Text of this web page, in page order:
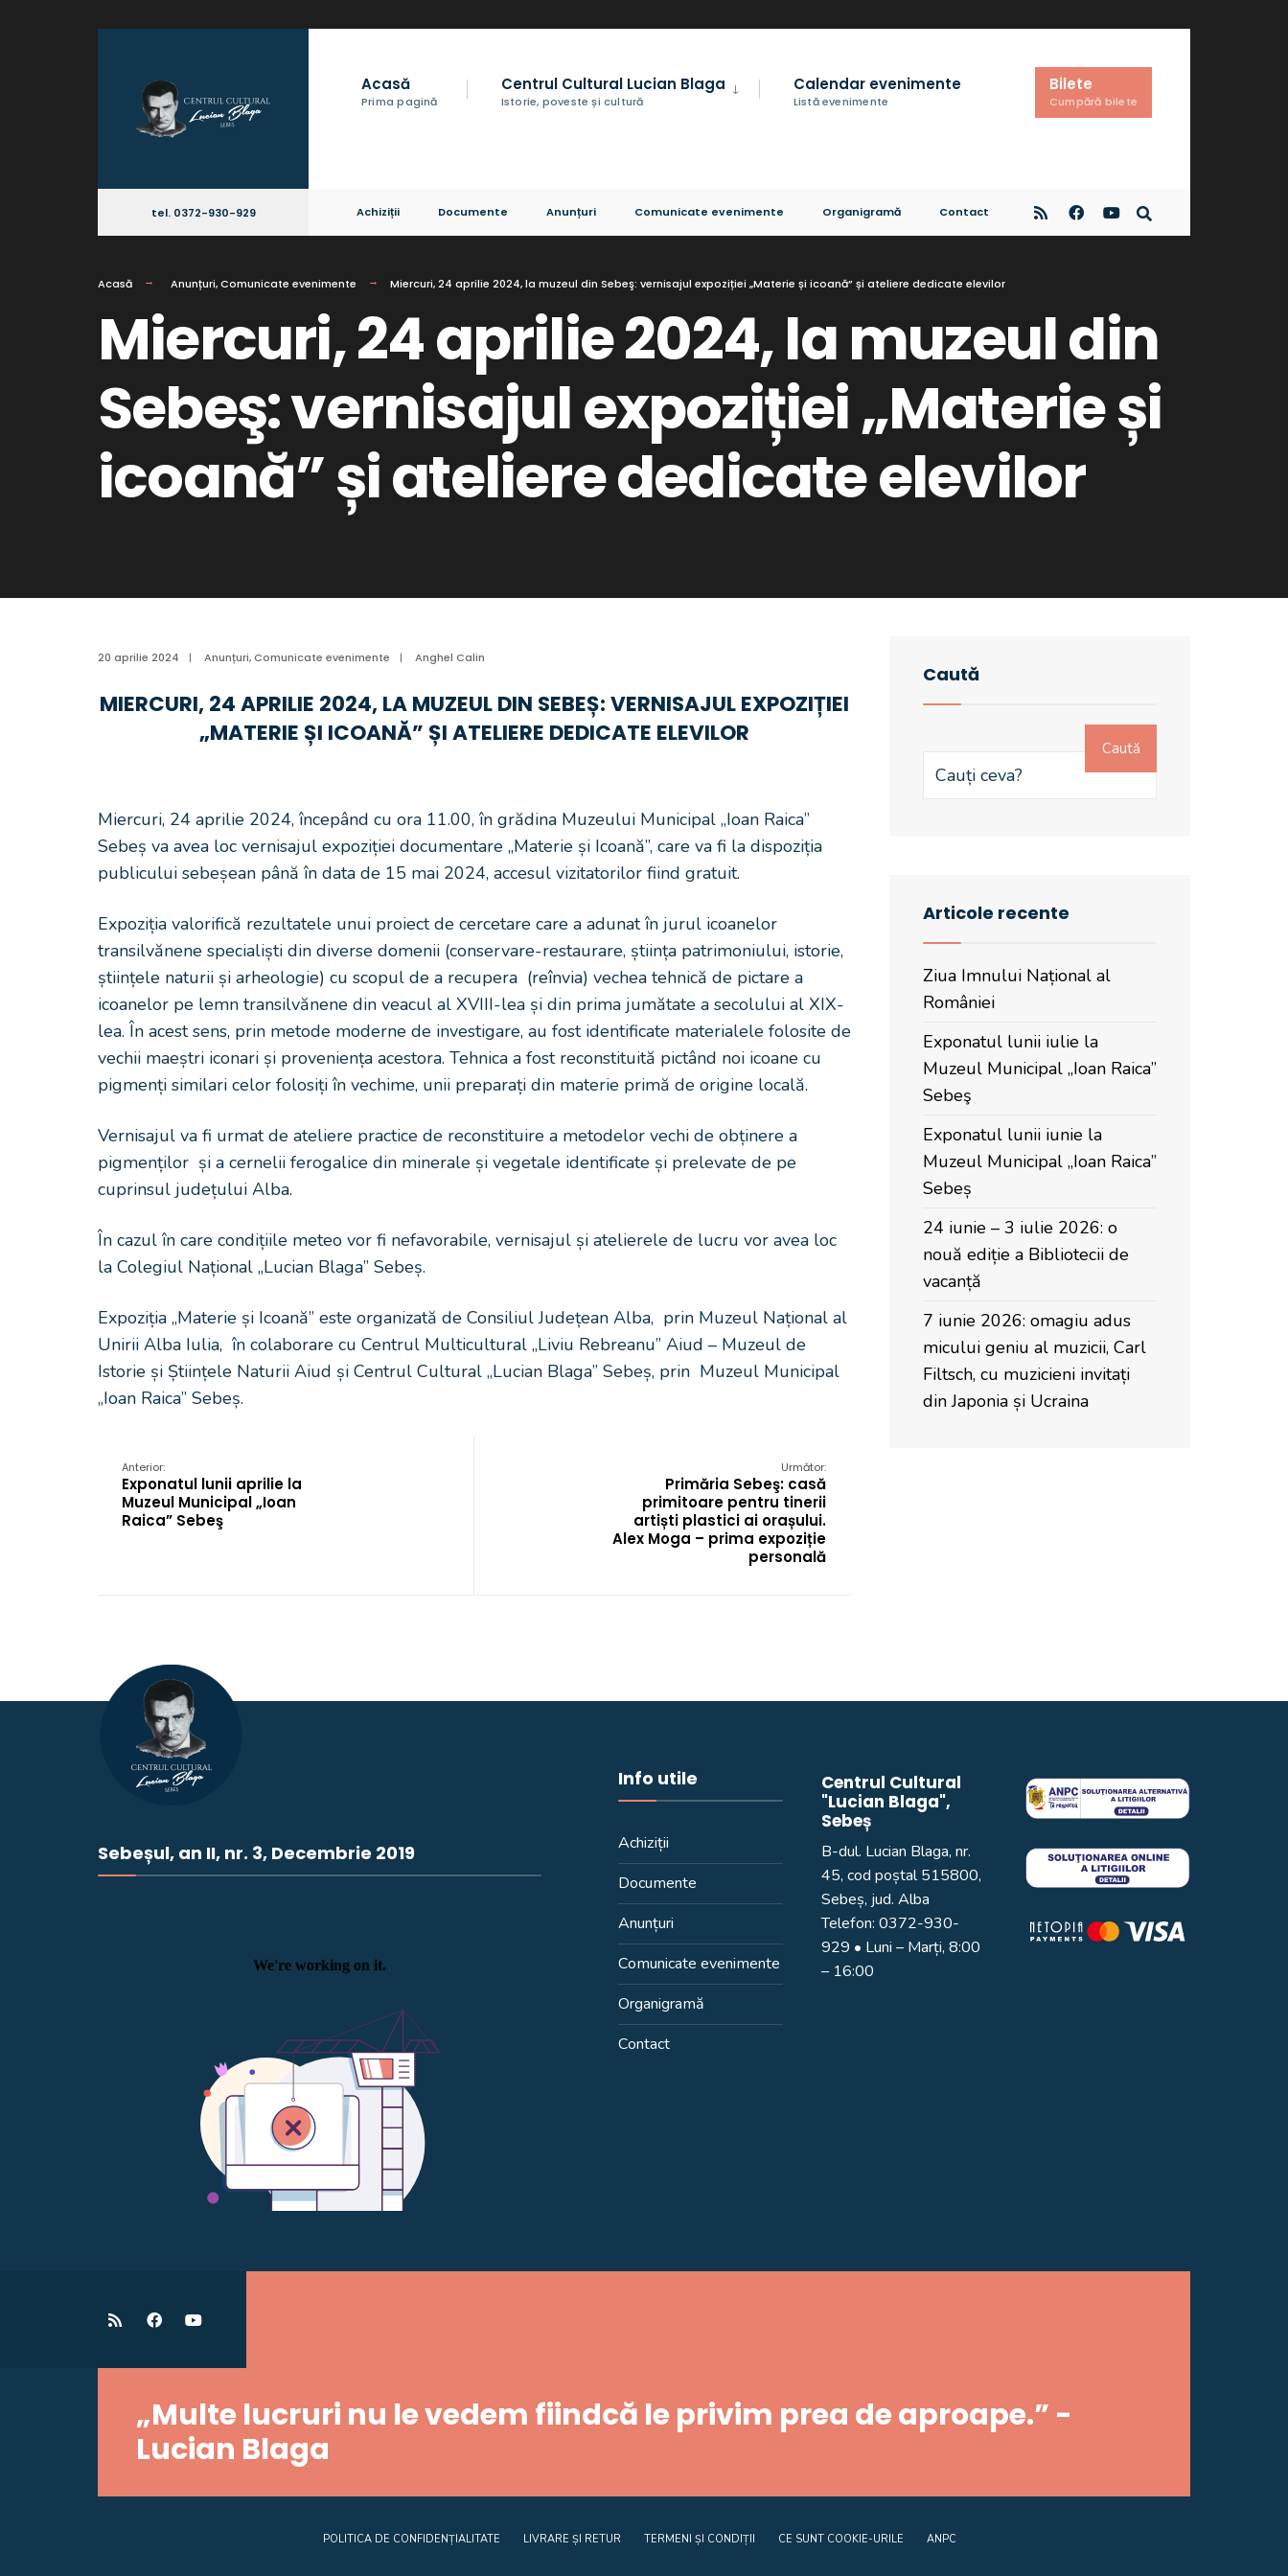
Acasă
Prima pagină
Centrul Cultural Lucian Blaga
Istorie, poveste și cultură
Calendar evenimente
Listă evenimente
Bilete
Cumpără bilete
tel. 0372-930-929 Achiziții Documente Anunțuri Comunicate evenimente Organigramă Contact
Acasă Anunțuri,Comunicate evenimente Miercuri, 24 aprilie 2024, la muzeul din Sebeş: vernisajul expoziției „Materie și icoană” și ateliere dedicate elevilor
Miercuri, 24 aprilie 2024, la muzeul din
Sebeş: vernisajul expoziției „Materie și
icoană” și ateliere dedicate elevilor
20 aprilie 2024 | Anunțuri,Comunicate evenimente | Anghel Calin
MIERCURI, 24 APRILIE 2024, LA MUZEUL DIN SEBEȘ: VERNISAJUL EXPOZIȚIEI
„MATERIE ȘI ICOANĂ” ȘI ATELIERE DEDICATE ELEVILOR
Miercuri, 24 aprilie 2024, începând cu ora 11.00, în grădina Muzeului Municipal „Ioan Raica”
Sebeș va avea loc vernisajul expoziției documentare „Materie și Icoană”, care va fi la dispoziția
publicului sebeșean până în data de 15 mai 2024, accesul vizitatorilor fiind gratuit.
Expoziția valorifică rezultatele unui proiect de cercetare care a adunat în jurul icoanelor
transilvănene specialiști din diverse domenii (conservare-restaurare, știința patrimoniului, istorie,
științele naturii și arheologie) cu scopul de a recupera (reînvia) vechea tehnică de pictare a
icoanelor pe lemn transilvănene din veacul al XVIII-lea și din prima jumătate a secolului al XIX-
lea. În acest sens, prin metode moderne de investigare, au fost identificate materialele folosite de
vechii maeștri iconari și proveniența acestora. Tehnica a fost reconstituită pictând noi icoane cu
pigmenți similari celor folosiți în vechime, unii preparați din materie primă de origine locală.
Vernisajul va fi urmat de ateliere practice de reconstituire a metodelor vechi de obținere a
pigmenților și a cernelii ferogalice din minerale și vegetale identificate și prelevate de pe
cuprinsul județului Alba.
În cazul în care condițiile meteo vor fi nefavorabile, vernisajul și atelierele de lucru vor avea loc
la Colegiul Național „Lucian Blaga” Sebeș.
Expoziția „Materie și Icoană” este organizată de Consiliul Județean Alba, prin Muzeul Național al
Unirii Alba Iulia, în colaborare cu Centrul Multicultural „Liviu Rebreanu” Aiud – Muzeul de
Istorie și Științele Naturii Aiud și Centrul Cultural „Lucian Blaga” Sebeș, prin Muzeul Municipal
„Ioan Raica” Sebeș.
Anterior:
Exponatul lunii aprilie la
Muzeul Municipal „Ioan
Raica” Sebeş
Următor:
Primăria Sebeş: casă
primitoare pentru tinerii
artiști plastici ai orașului.
Alex Moga – prima expoziție
personală
Caută
Caută
Articole recente
Ziua Imnului Național al
României
Exponatul lunii iulie la
Muzeul Municipal „Ioan Raica”
Sebeş
Exponatul lunii iunie la
Muzeul Municipal „Ioan Raica”
Sebeș
24 iunie – 3 iulie 2026: o
nouă ediție a Bibliotecii de
vacanță
7 iunie 2026: omagiu adus
micului geniu al muzicii, Carl
Filtsch, cu muzicieni invitați
din Japonia și Ucraina
Sebeșul, an II, nr. 3, Decembrie 2019
Info utile
Achiziții
Documente
Anunțuri
Comunicate evenimente
Organigramă
Contact
Centrul Cultural
"Lucian Blaga",
Sebeș
B-dul. Lucian Blaga, nr.
45, cod poștal 515800,
Sebeș, jud. Alba
Telefon:0372-930-
929 • Luni – Marți, 8:00
– 16:00
„Multe lucruri nu le vedem fiindcă le privim prea de aproape.” -
Lucian Blaga
POLITICA DE CONFIDENȚIALITATE LIVRARE ȘI RETUR TERMENI ȘI CONDIȚII CE SUNT COOKIE-URILE ANPC